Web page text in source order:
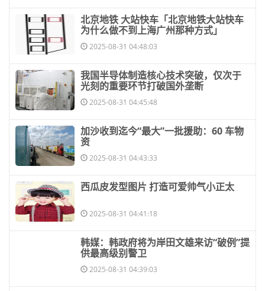
​北京地铁 大站快车「北京地铁大站快车
为什么做不到上海广州那种方式」
2025-08-31 04:48:03
​我国半导体制造核心技术突破，仅次于
光刻的重要环节打破国外垄断
2025-08-31 04:45:48
​加沙收到迄今“最大”一批援助：60 车物
资
2025-08-31 04:43:33
​西瓜皮发型图片 打造可爱帅气小正太
2025-08-31 04:41:18
​韩媒：韩政府将为岸田文雄来访“破例”提
供最高级别警卫
2025-08-31 04:39:03